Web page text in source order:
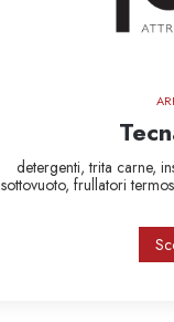
detergenti,trita carne,
sottovuoto, frullatori